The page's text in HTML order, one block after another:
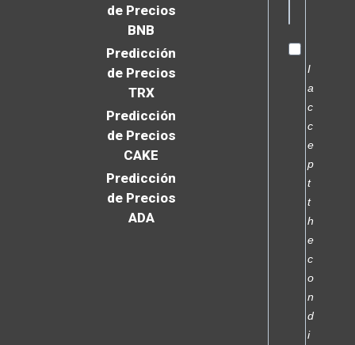
de Precios
BNB
Predicción
de Precios
TRX
Predicción
de Precios
CAKE
Predicción
de Precios
ADA
I
a
c
c
e
p
t
t
h
e
c
o
n
d
i